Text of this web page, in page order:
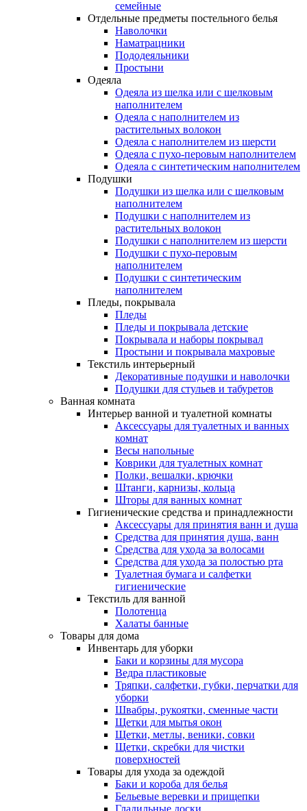
семейные
Отдельные предметы постельного белья
Наволочки
Наматрацники
Пододеяльники
Простыни
Одеяла
Одеяла из шелка или с шелковым
наполнителем
Одеяла с наполнителем из
растительных волокон
Одеяла с наполнителем из шерсти
Одеяла с пухо-перовым наполнителем
Одеяла с синтетическим наполнителем
Подушки
Подушки из шелка или с шелковым
наполнителем
Подушки с наполнителем из
растительных волокон
Подушки с наполнителем из шерсти
Подушки с пухо-перовым
наполнителем
Подушки с синтетическим
наполнителем
Пледы, покрывала
Пледы
Пледы и покрывала детские
Покрывала и наборы покрывал
Простыни и покрывала махровые
Текстиль интерьерный
Декоративные подушки и наволочки
Подушки для стульев и табуретов
Ванная комната
Интерьер ванной и туалетной комнаты
Аксессуары для туалетных и ванных
комнат
Весы напольные
Коврики для туалетных комнат
Полки, вешалки, крючки
Штанги, карнизы, кольца
Шторы для ванных комнат
Гигиенические средства и принадлежности
Аксессуары для принятия ванн и душа
Средства для принятия душа, ванн
Средства для ухода за волосами
Средства для ухода за полостью рта
Туалетная бумага и салфетки
гигиенические
Текстиль для ванной
Полотенца
Халаты банные
Товары для дома
Инвентарь для уборки
Баки и корзины для мусора
Ведра пластиковые
Тряпки, салфетки, губки, перчатки для
уборки
Швабры, рукоятки, сменные части
Щетки для мытья окон
Щетки, метлы, веники, совки
Щетки, скребки для чистки
поверхностей
Товары для ухода за одеждой
Баки и короба для белья
Бельевые веревки и прищепки
Гладильные доски